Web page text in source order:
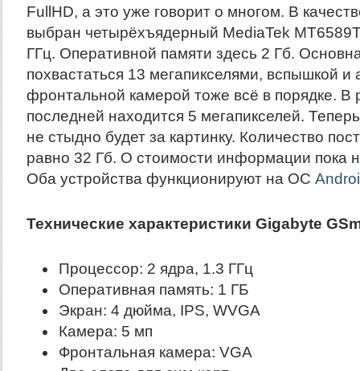
FullHD, а это уже говорит о многом. В
выбран четырёхъядерный MediaTek
ГГц. Оперативной памяти здесь 2 Гб.
похвастаться 13 мегапикселями, вспышкой
фронтальной камерой тоже всё в порядке. В
последней находится 5 мегапикселей.
не стыдно будет за картинку. Количество
равно 32 Гб. О стоимости информации пока
Оба устройства функционируют на ОС
Технические характеристики Gigabyte
Процессор: 2 ядра, 1.3 ГГц
Оперативная память: 1 ГБ
Экран: 4 дюйма, IPS, WVGA
Камера: 5 мп
Фронтальная камера: VGA